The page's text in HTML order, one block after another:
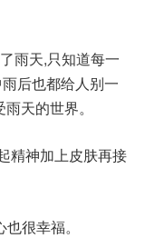
雨天,只知道每一
后也都给人别一
天的世界。
精神加上皮肤再接
很幸福。